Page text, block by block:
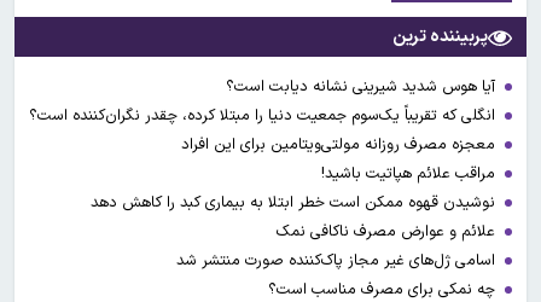
پربیننده ترین
آیا هوس شدید شیرینی نشانه دیابت است؟
انگلی که تقریباً یک‌سوم جمعیت دنیا را مبتلا کرده، چقدر نگران‌کننده است؟
معجزه مصرف روزانه مولتی‌ویتامین برای این افراد
مراقب علائم هپاتیت باشید!
نوشیدن قهوه ممکن است خطر ابتلا به بیماری کبد را کاهش دهد
علائم و عوارض مصرف ناکافی نمک
اسامی ژل‌های غیر مجاز پاک‌کننده صورت منتشر شد
چه نمکی برای مصرف مناسب است؟